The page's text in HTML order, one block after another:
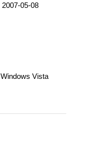
2007-05-08
Windows Vista